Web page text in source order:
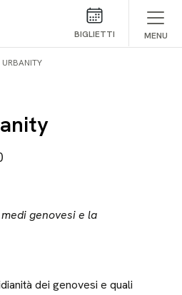
BIGLIETTI MENU
URBANITY
genovesi e la
dei genovesi e quali